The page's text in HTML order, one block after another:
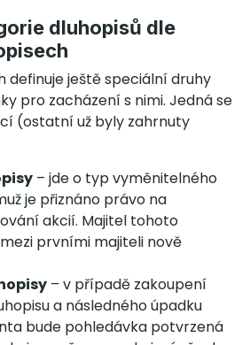
dluhopisů dle
definuje ještě speciální druhy
pro zacházení s nimi. Jedná se
(ostatní už byly zahrnuty
– jde o typ vyměnitelného
je přiznáno právo na
akcií. Majitel tohoto
prvními majiteli nově
– v případě zakoupení
a následného úpadku
bude pohledávka potvrzená